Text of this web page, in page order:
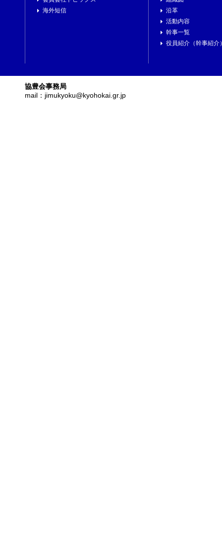
海外短信
沿革
活動内容
幹事一覧
役員紹介（幹事紹介
協豊会事務局
mail：jimukyoku@kyohokai.gr.jp